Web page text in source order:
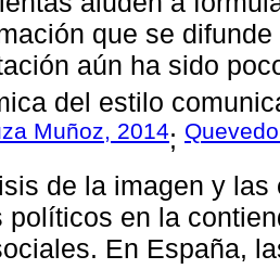
que se
aún ha sido
del estilo
Muñoz, 2014;
de la imagen y
políticos en la
En España,